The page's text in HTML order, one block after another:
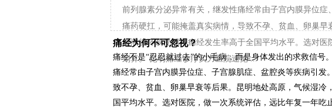
前列腺素分泌异常有关，继发性痛经常由子宫内膜异位
痛药硬扛，可能掩盖真实病情，导致不孕、贫血、卵巢
血液循环易受阻，痛经发生率高于全国平均水平。选对
划算。 昆明痛经诊疗实力医院速览 ...
痛经为何不可忽视？
痛经不是“忍忍就过去”的小毛病，而是身体发出的求救信号
痛经常由子宫内膜异位症、子宫腺肌症、盆腔炎等疾病引发
致不孕、贫血、卵巢早衰等后果。昆明地处高原，气候湿
国平均水平。选对医院，做一次系统评估，远比年复一年吃